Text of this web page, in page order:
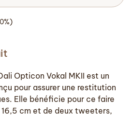
Opticon Vokal MKII est un
pour assurer une restitution
Elle bénéficie pour ce faire
16,5 cm et de deux tweeters,